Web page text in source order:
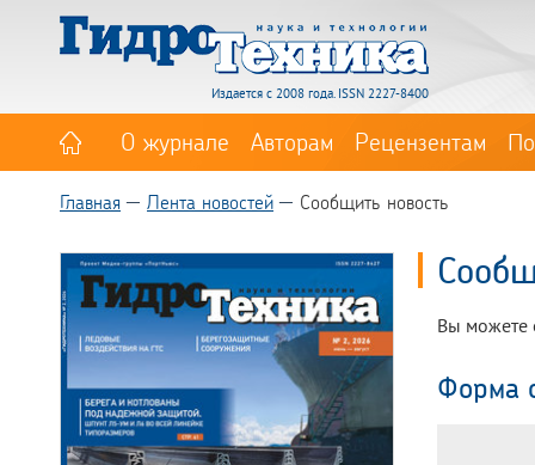
Издается с 2008 года. ISSN 2227-8400
О журнале Авторам Рецензентам
Главная Лента новостей Сообщить новость
Вы можете
Форма